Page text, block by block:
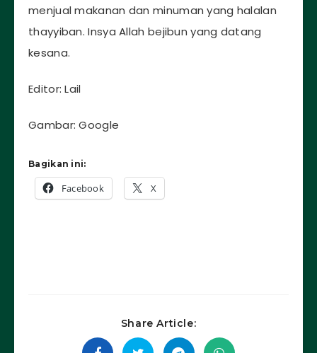
menjual makanan dan minuman yang halalan
thayyiban. Insya Allah bejibun yang datang
kesana.
Editor: Lail
Gambar: Google
Bagikan ini:
Facebook X
Share Article: